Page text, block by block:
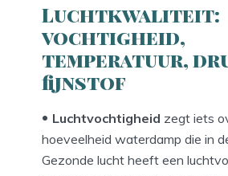
Luchtkwaliteit:
vochtigheid,
temperatuur,
fijnstof
Luchtvochtigheid zegt iets
hoeveelheid waterdamp die in
Gezonde lucht heeft een